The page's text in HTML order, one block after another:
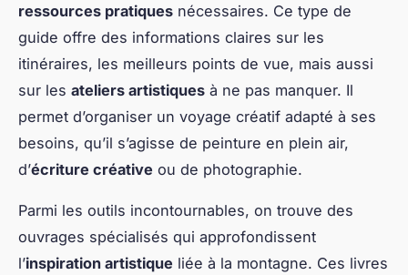
ressources pratiques nécessaires. Ce type de
guide offre des informations claires sur les
itinéraires, les meilleurs points de vue, mais aussi
sur les ateliers artistiques à ne pas manquer. Il
permet d’organiser un voyage créatif adapté à ses
besoins, qu’il s’agisse de peinture en plein air,
d’écriture créative ou de photographie.
Parmi les outils incontournables, on trouve des
ouvrages spécialisés qui approfondissent
l’inspiration artistique liée à la montagne. Ces livres